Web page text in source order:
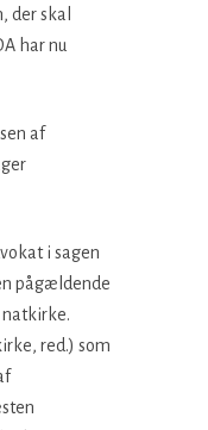
der skal
har nu
af
i sagen
pågældende
red.) som